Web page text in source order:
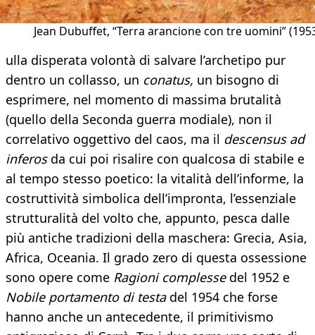
Jean Dubuffet, “Terra arancione con tre uomini”
ulla disperata volontà di salvare l’archetipo pur
dentro un collasso, un conatus, un bisogno di
esprimere, nel momento di massima brutalità
(quello della Seconda guerra modiale), non il
correlativo oggettivo del caos, ma il descensus ad
inferosda cui poi risalire con qualcosa di stabile e
al tempo stesso poetico: la vitalità dell’informe, la
costruttività simbolica dell’impronta, l’essenziale
strutturalità del volto che, appunto, pesca dalle
più antiche tradizioni della maschera: Grecia, Asia,
Africa, Oceania. Il grado zero di questa ossessione
sono opere come Ragioni complessedel 1952 e
Nobile portamento di testadel 1954 che forse
hanno anche un antecedente, il primitivismo